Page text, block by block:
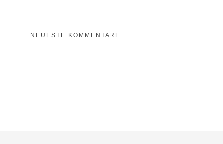
NEUESTE KOMMENTARE